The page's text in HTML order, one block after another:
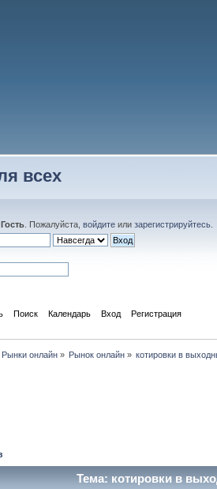
всех
Гость . Пожалуйста, войдите или зарегистрируйтесь
Поиск Календарь Вход Регистрация
Рынки онлайн» Рынок онлайн» котировки в
Тема: котировки в